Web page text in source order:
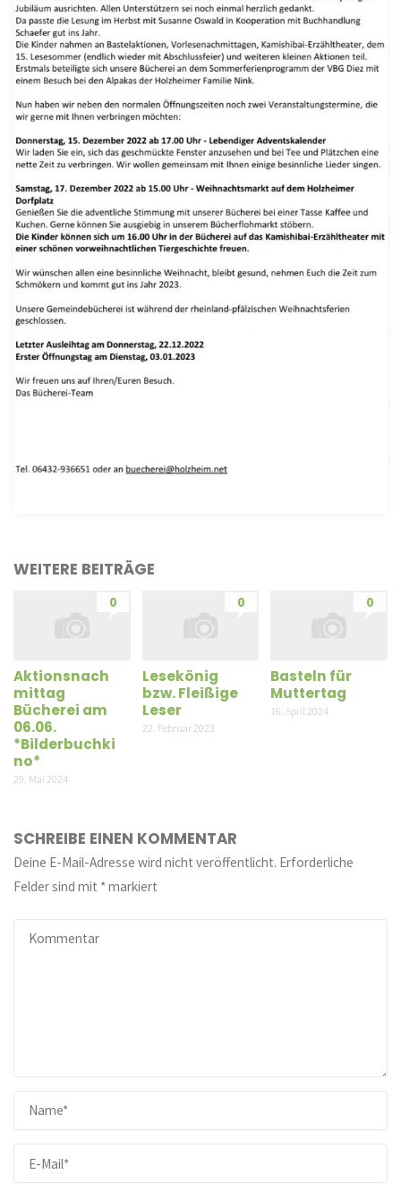
WEITERE BEITRÄGE
0
Aktionsnach
mittag
Bücherei am
06.06.
*Bilderbuchki
no*
29. Mai 2024
0
Lesekönig
bzw. Fleißige
Leser
22. Februar 2023
0
Basteln für
Muttertag
16. April 2024
SCHREIBE EINEN KOMMENTAR
Deine E-Mail-Adresse wird nicht veröffentlicht. Erforderliche
Felder sind mit *markiert